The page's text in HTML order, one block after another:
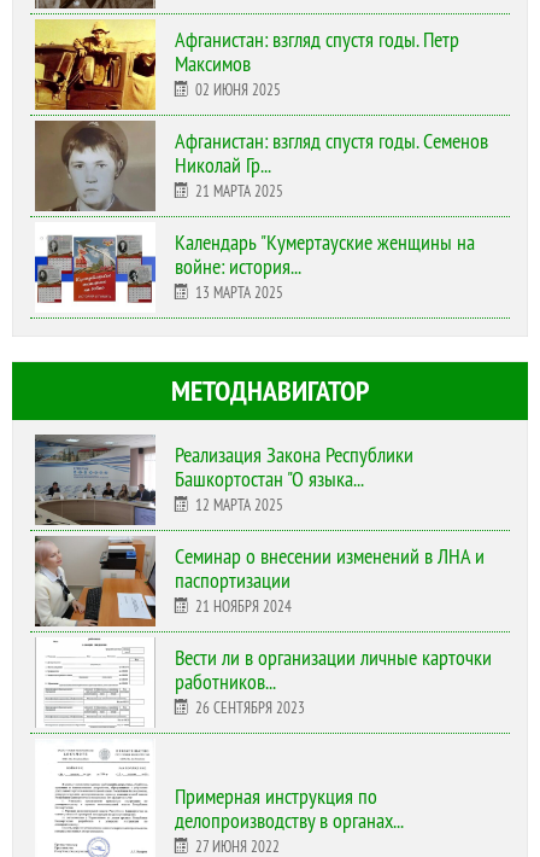
Афганистан: взгляд спустя годы. Петр
Максимов
02 ИЮНЯ 2025
Афганистан: взгляд спустя годы. Семенов
Николай Гр...
21 МАРТА 2025
Календарь "Кумертауские женщины на
войне: история...
13 МАРТА 2025
МЕТОДНАВИГАТОР
Реализация Закона Республики
Башкортостан "О языка...
12 МАРТА 2025
Cеминар о внесении изменений в ЛНА и
паспортизации
21 НОЯБРЯ 2024
Вести ли в организации личные карточки
работников...
26 СЕНТЯБРЯ 2023
Примерная инструкция по
делопроизводству в органах...
27 ИЮНЯ 2022